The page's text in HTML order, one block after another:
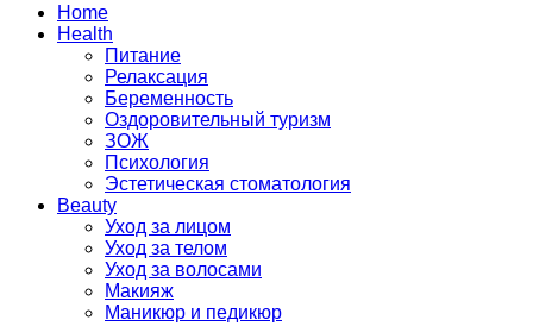
Home
Health
Питание
Релаксация
Беременность
Оздоровительный туризм
ЗОЖ
Психология
Эстетическая стоматология
Beauty
Уход за лицом
Уход за телом
Уход за волосами
Макияж
Маникюр и педикюр